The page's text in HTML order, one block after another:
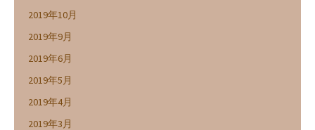
2019年10月
2019年9月
2019年6月
2019年5月
2019年4月
2019年3月